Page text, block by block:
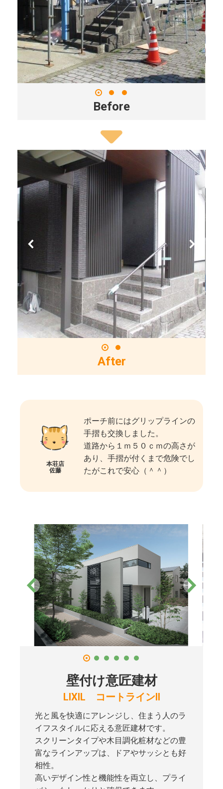
Before
After
本荘店
佐藤
ポーチ前にはグリップラインの
手摺も交換しました。
道路から１ｍ５０ｃｍの高さが
あり、手摺が付くまで危険でし
たがこれで安心（＾＾）
壁付け意匠建材
LIXIL コートラインII
光と風を快適にアレンジし、住まう人のラ
イフスタイルに応える意匠建材です。
スクリーンタイプや木目調化粧材などの豊
富なラインアップは、ドアやサッシとも好
相性。
高いデザイン性と機能性を両立し、プライ